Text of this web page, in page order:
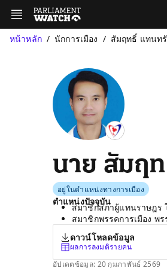
หน้าหลัก นักการเมือง สัมฤทธิ์ แทนท
นาย สัมฤ
อยู่ในตำแหน่งทางการเมือง
ตำแหน่งปัจจุบัน
สมาชิกสภาผู้แทนราษฎร
สมาชิกพรรคการเมือง พ
ดาวน์โหลดข้อมูล
ผลการลงมติรายคน
อัปเดตข้อมูล: 20 กุมภาพันธ์ 2569